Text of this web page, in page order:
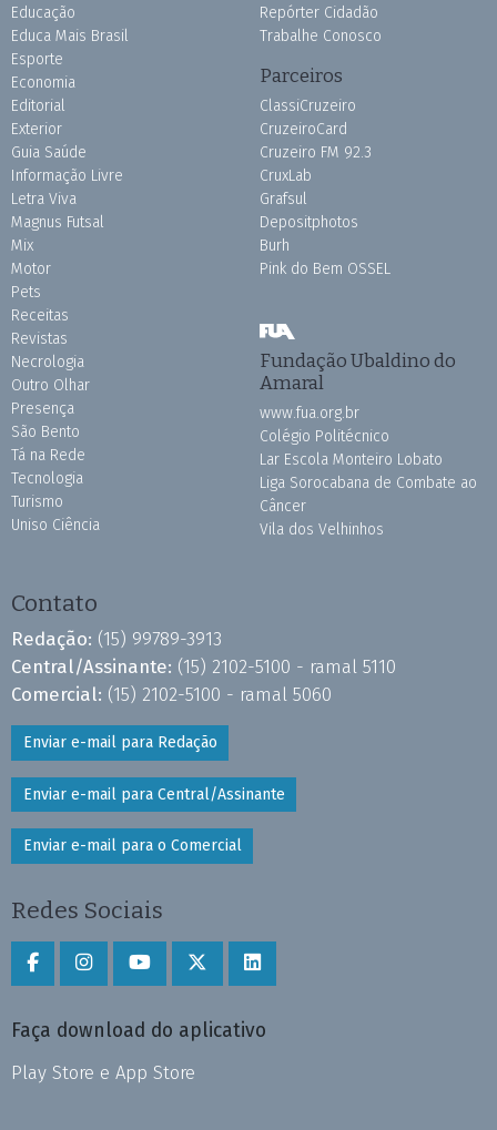
Educação
Educa Mais Brasil
Esporte
Economia
Editorial
Exterior
Guia Saúde
Informação Livre
Letra Viva
Magnus Futsal
Mix
Motor
Pets
Receitas
Revistas
Necrologia
Outro Olhar
Presença
São Bento
Tá na Rede
Tecnologia
Turismo
Uniso Ciência
Repórter Cidadão
Trabalhe Conosco
Parceiros
ClassiCruzeiro
CruzeiroCard
Cruzeiro FM 92.3
CruxLab
Grafsul
Depositphotos
Burh
Pink do Bem OSSEL
Fundação Ubaldino do
Amaral
www.fua.org.br
Colégio Politécnico
Lar Escola Monteiro Lobato
Liga Sorocabana de Combate ao
Câncer
Vila dos Velhinhos
Contato
Redação: (15) 99789-3913
Central/Assinante: (15) 2102-5100 - ramal 5110
Comercial: (15) 2102-5100 - ramal 5060
Enviar e-mail para Redação
Enviar e-mail para Central/Assinante
Enviar e-mail para o Comercial
Redes Sociais
Faça download do aplicativo
Play Store e App Store